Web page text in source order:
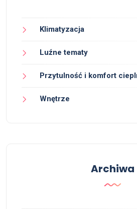
Klimatyzacja
Luźne tematy
Przytulność i komfort
Wnętrze
Archiwa